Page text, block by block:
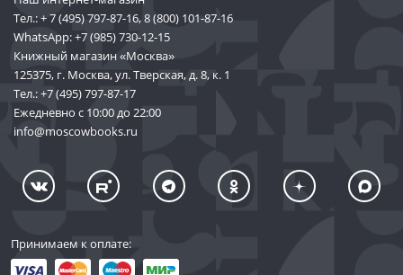
Тел.:+ 7 (495) 797-87-16,8 (800) 101-87-16
WhatsApp:+7 (985) 730-12-15
Книжный магазин «Москва»
125375, г. Москва, ул. Тверская, д. 8, к. 1
Тел.:+7 (495) 797-87-17
Ежедневно с 10:00 до 22:00
info@moscowbooks.ru
Принимаем к оплате: